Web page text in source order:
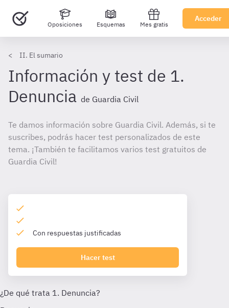
Oposiciones Esquemas Mes gratis
Acceder
II. El sumario
Información y test de 1.
Denuncia de Guardia Civil
Te damos información sobre Guardia Civil. Además, si te
suscribes, podrás hacer test personalizados de este
tema. ¡También te facilitamos varios test gratuitos de
Guardia Civil!
Con respuestas justificadas
Hacer test